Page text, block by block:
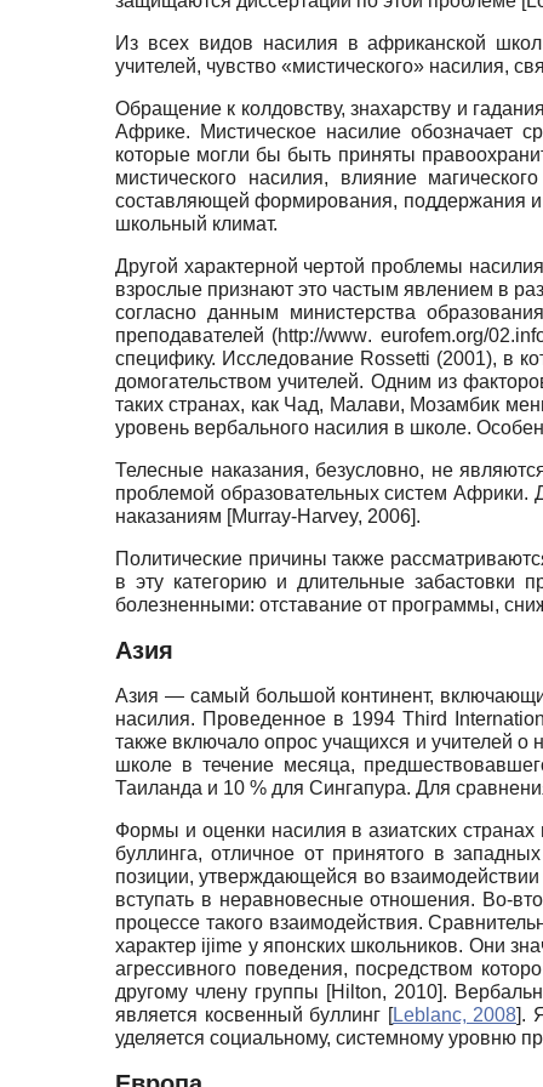
Из всех видов насилия в африканской
учителей, чувство «мистического» насилия,
Обращение к колдовству, знахарству и
Африке. Мистическое насилие обозначает
которые могли бы быть приняты
мистического насилия, влияние
составляющей формирования, поддержания и
школьный климат.
Другой характерной чертой проблемы
взрослые признают это частым явлением в
согласно данным министерства
преподавателей (http://www. eurofem.org/02.
специфику. Исследование Rossetti (2001), в
домогательством учителей. Одним из
таких странах, как Чад, Малави, Мозамбик
уровень вербального насилия в школе.
Телесные наказания, безусловно, не
проблемой образовательных систем Африки.
наказаниям [Murray-Harvey, 2006].
Политические причины также
в эту категорию и длительные забастовки
болезненными: отставание от программы,
Азия
Азия — самый большой континент,
насилия. Проведенное в 1994 Third Inter
также включало опрос учащихся и учителей
школе в течение месяца,
Таиланда и 10 % для Сингапура. Для
Формы и оценки насилия в азиатских
буллинга, отличное от принятого в
позиции, утверждающейся во
вступать в неравновесные отношения. Во-
процессе такого взаимодействия.
характер ijime у японских школьников. Они
агрессивного поведения, посредством
другому члену группы [Hilton, 2010].
является косвенный буллинг [Leblanc, 2008].
уделяется социальному, системному уровню